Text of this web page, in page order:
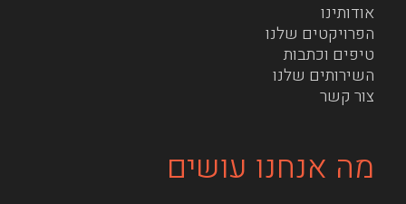
אודותינו
הפרויקטים שלנו
טיפים וכתבות
השירותים שלנו
צור קשר
מה אנחנו עושים